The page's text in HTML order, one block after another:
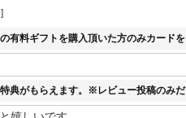
有料ギフトを購入頂いた方のみカード
典がもらえます。※レビュー投稿のみ